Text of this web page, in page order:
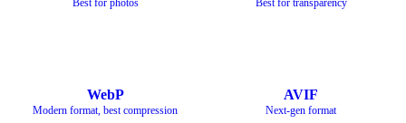
Best for photos Best for transparency
WebP
Modern format, best compression
AVIF
Next-gen format